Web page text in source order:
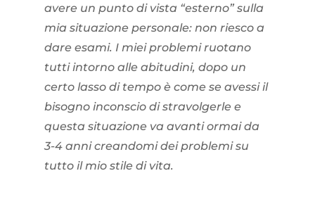
avere un punto di vista “esterno” sulla
mia situazione personale: non riesco a
dare esami. I miei problemi ruotano
tutti intorno alle abitudini, dopo un
certo lasso di tempo è come se avessi il
bisogno inconscio di stravolgerle e
questa situazione va avanti ormai da
3-4 anni creandomi dei problemi su
tutto il mio stile di vita.